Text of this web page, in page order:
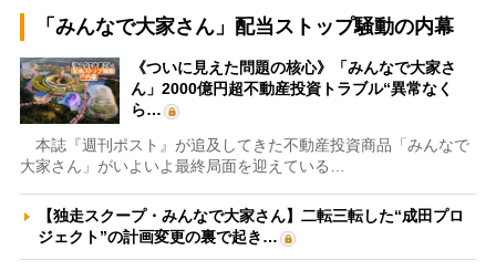
「みんなで大家さん」配当ストップ騒動の内幕
《ついに見えた問題の核心》「みんなで大家さ
ん」2000億円超不動産投資トラブル“異常なく
ら…
本誌『週刊ポスト』が追及してきた不動産投資商品「みんなで
大家さん」がいよいよ最終局面を迎えている…
【独走スクープ・みんなで大家さん】二転三転した“成田プロ
ジェクト”の計画変更の裏で起き…